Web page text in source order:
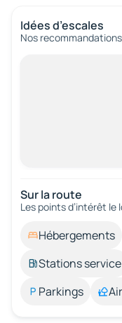
Idées d’escales
Nos
Sur la route
Les points d’intérêt
Hébergements
Stations service
Parkings